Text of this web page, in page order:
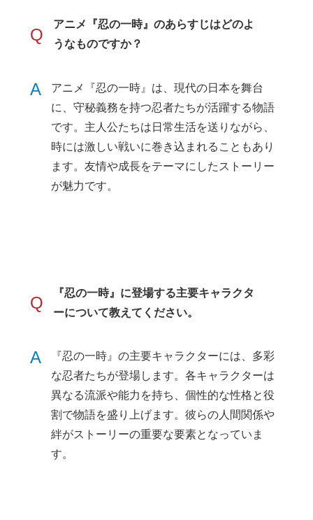
Q
アニメ『忍の一時』のあらすじはどのよ
うなものですか？
A
アニメ『忍の一時』は、現代の日本を舞台
に、守秘義務を持つ忍者たちが活躍する物語
です。主人公たちは日常生活を送りながら、
時には激しい戦いに巻き込まれることもあり
ます。友情や成長をテーマにしたストーリー
が魅力です。
Q
『忍の一時』に登場する主要キャラクタ
ーについて教えてください。
A
『忍の一時』の主要キャラクターには、多彩
な忍者たちが登場します。各キャラクターは
異なる流派や能力を持ち、個性的な性格と役
割で物語を盛り上げます。彼らの人間関係や
絆がストーリーの重要な要素となっていま
す。